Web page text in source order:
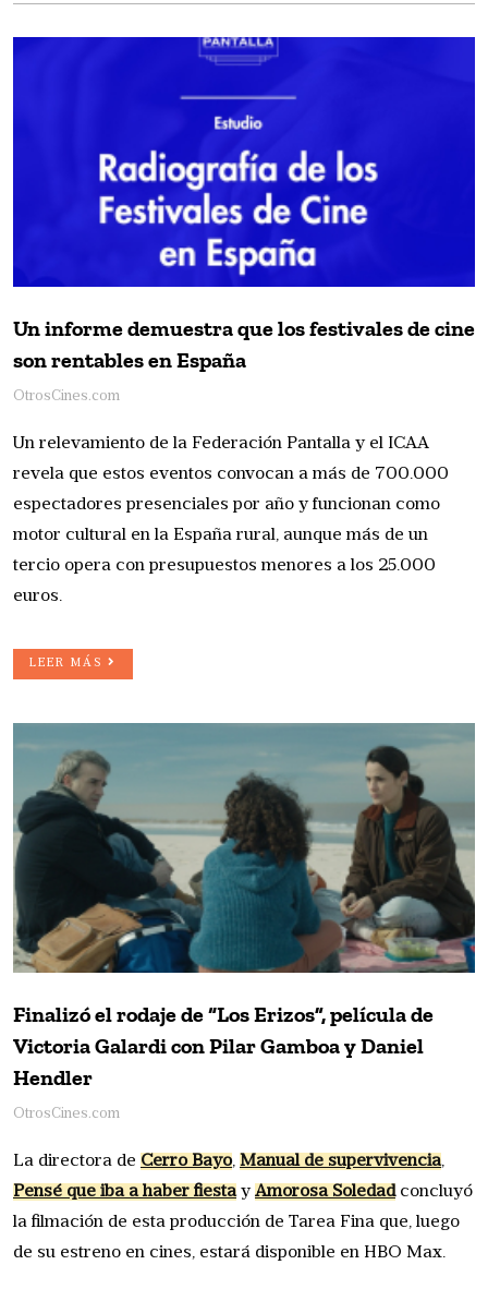
Un informe demuestra que los festivales de cine
son rentables en España
OtrosCines.com
Un relevamiento de la Federación Pantalla y el ICAA
revela que estos eventos convocan a más de 700.000
espectadores presenciales por año y funcionan como
motor cultural en la España rural, aunque más de un
tercio opera con presupuestos menores a los 25.000
euros.
LEER MÁS
Finalizó el rodaje de “Los Erizos”, película de
Victoria Galardi con Pilar Gamboa y Daniel
Hendler
OtrosCines.com
La directora de Cerro Bayo, Manual de supervivencia,
Pensé que iba a haber fiestayAmorosa Soledadconcluyó
la filmación de esta producción de Tarea Fina que, luego
de su estreno en cines, estará disponible en HBO Max.